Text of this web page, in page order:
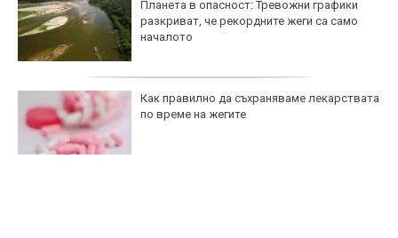
Планета в опасност: Тревожни графики
разкриват, че рекордните жеги са само
началото
Как правилно да съхраняваме лекарствата
по време на жегите